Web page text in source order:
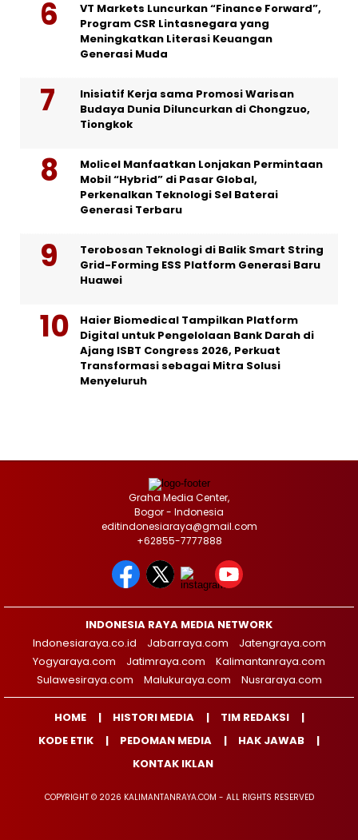
VT Markets Luncurkan “Finance Forward”,
Program CSR Lintasnegara yang
Meningkatkan Literasi Keuangan
Generasi Muda
Inisiatif Kerja sama Promosi Warisan
Budaya Dunia Diluncurkan di Chongzuo,
Tiongkok
Molicel Manfaatkan Lonjakan Permintaan
Mobil “Hybrid” di Pasar Global,
Perkenalkan Teknologi Sel Baterai
Generasi Terbaru
Terobosan Teknologi di Balik Smart String
Grid-Forming ESS Platform Generasi Baru
Huawei
Haier Biomedical Tampilkan Platform
Digital untuk Pengelolaan Bank Darah di
Ajang ISBT Congress 2026, Perkuat
Transformasi sebagai Mitra Solusi
Menyeluruh
Graha Media Center,
Bogor - Indonesia
editindonesiaraya@gmail.com
+62855-7777888
INDONESIA RAYA MEDIA NETWORK
Indonesiaraya.co.id
Jabarraya.com
Jatengraya.com
Yogyaraya.com
Jatimraya.com
Kalimantanraya.com
Sulawesiraya.com
Malukuraya.com Nusraraya.com
HOME HISTORI MEDIA
TIM REDAKSI
KODE ETIK
PEDOMAN MEDIA
HAK JAWAB
KONTAK IKLAN
COPYRIGHT © 2026 KALIMANTANRAYA.COM - ALL RIGHTS RESERVED